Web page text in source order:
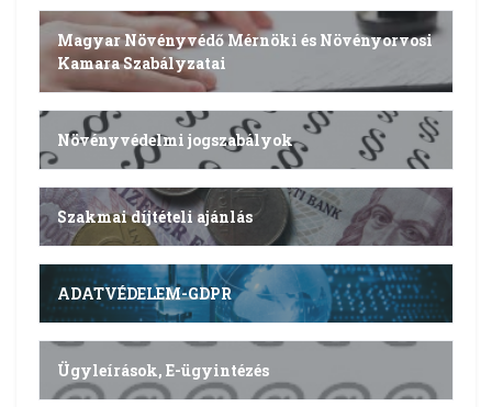
Magyar Növényvédő Mérnöki és Növényorvosi
Kamara Szabályzatai
Növényvédelmi jogszabályok
Szakmai díjtételi ajánlás
ADATVÉDELEM-GDPR
Ügyleírások, E-ügyintézés